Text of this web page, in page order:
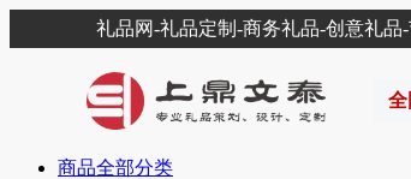
礼品网-礼品定制-商务礼品-创意礼品
全
商品全部分类